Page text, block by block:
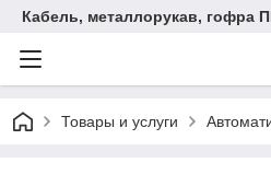
Кабель, металлорукав, гофра
Товары и услуги